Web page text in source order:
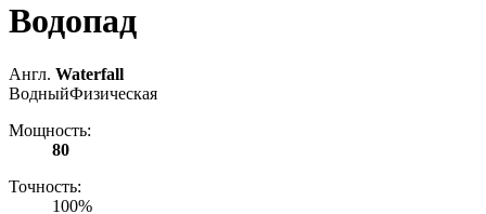
Водопад
Англ. Waterfall
ВодныйФизическая
Мощность:
80
Точность:
100%